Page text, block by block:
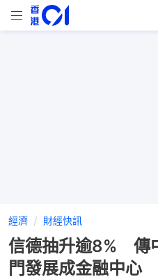
經濟 財經快訊
信德抽升逾8% 傳
門發展成金融中心